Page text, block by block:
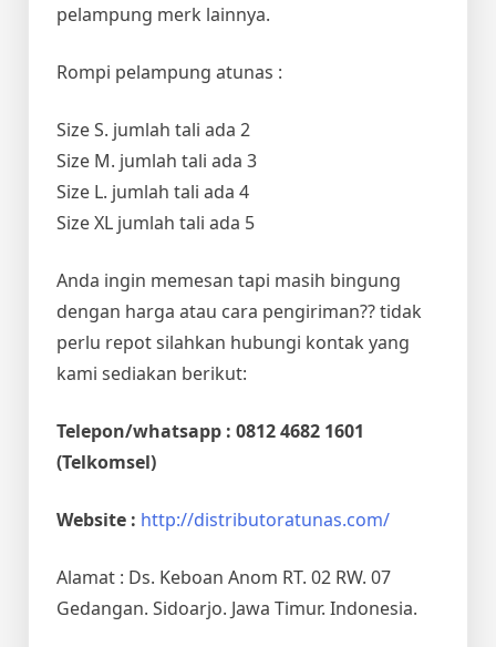
pelampung merk lainnya.
Rompi pelampung atunas :
Size S. jumlah tali ada 2
Size M. jumlah tali ada 3
Size L. jumlah tali ada 4
Size XL jumlah tali ada 5
Anda ingin memesan tapi masih bingung
dengan harga atau cara pengiriman?? tidak
perlu repot silahkan hubungi kontak yang
kami sediakan berikut:
Telepon/whatsapp : 0812 4682 1601
(Telkomsel)
Website : http://distributoratunas.com/
Alamat : Ds. Keboan Anom RT. 02 RW. 07
Gedangan. Sidoarjo. Jawa Timur. Indonesia.